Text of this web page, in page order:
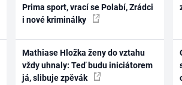
Prima sport, vrací se Polabí, Zrádci
i nové kriminálky
Mathiase Hložka ženy do vztahu
vždy uhnaly: Teď budu iniciátorem
já, slibuje zpěvák